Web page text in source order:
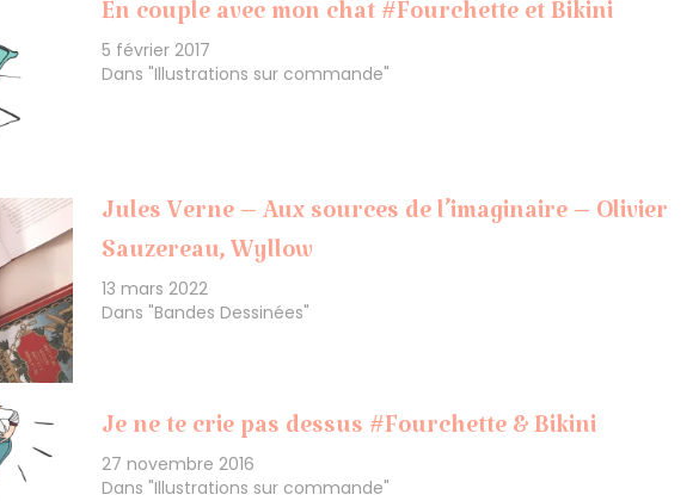
En couple avec mon chat #Fourchette et Bikini
5 février 2017
Dans "Illustrations sur commande"
Jules Verne – Aux sources de l’imaginaire – Olivier
Sauzereau, Wyllow
13 mars 2022
Dans "Bandes Dessinées"
Je ne te crie pas dessus #Fourchette & Bikini
27 novembre 2016
Dans "Illustrations sur commande"